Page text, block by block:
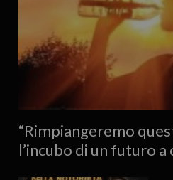
“Rimpiangeremo
l’incubo di un futuro